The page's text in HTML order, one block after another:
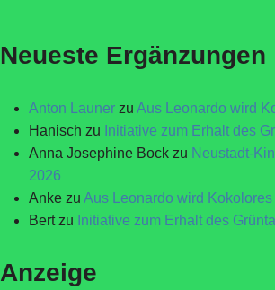
Neueste Ergänzungen
Anton Launer zu Aus Leonardo wird
Hanisch zu Initiative zum Erhalt des
Anna Josephine Bock zu Neustadt-
2026
Anke zu Aus Leonardo wird Kokolores
Bertzu Initiative zum Erhalt des
Anzeige